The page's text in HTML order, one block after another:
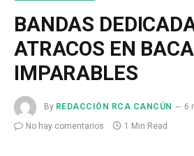
BANDAS
ATRACOS EN
IMPARABLES
By REDACCIÓN RCA CANCÚN
6
No hay comentarios
1 Min Read